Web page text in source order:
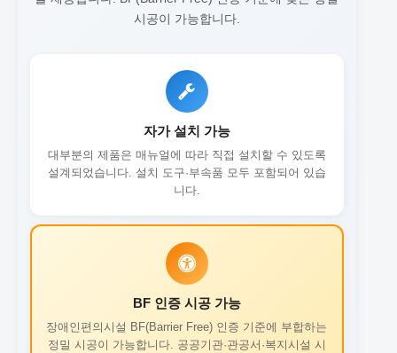
시공이 가능합니다.
자가 설치 가능
대부분의 제품은 매뉴얼에 따라 직접 설치할 수 있도록
설계되었습니다. 설치 도구·부속품 모두 포함되어 있습
니다.
BF 인증 시공 가능
장애인편의시설 BF(Barrier Free) 인증 기준에 부합하는
정밀 시공이 가능합니다. 공공기관·관공서·복지시설 시